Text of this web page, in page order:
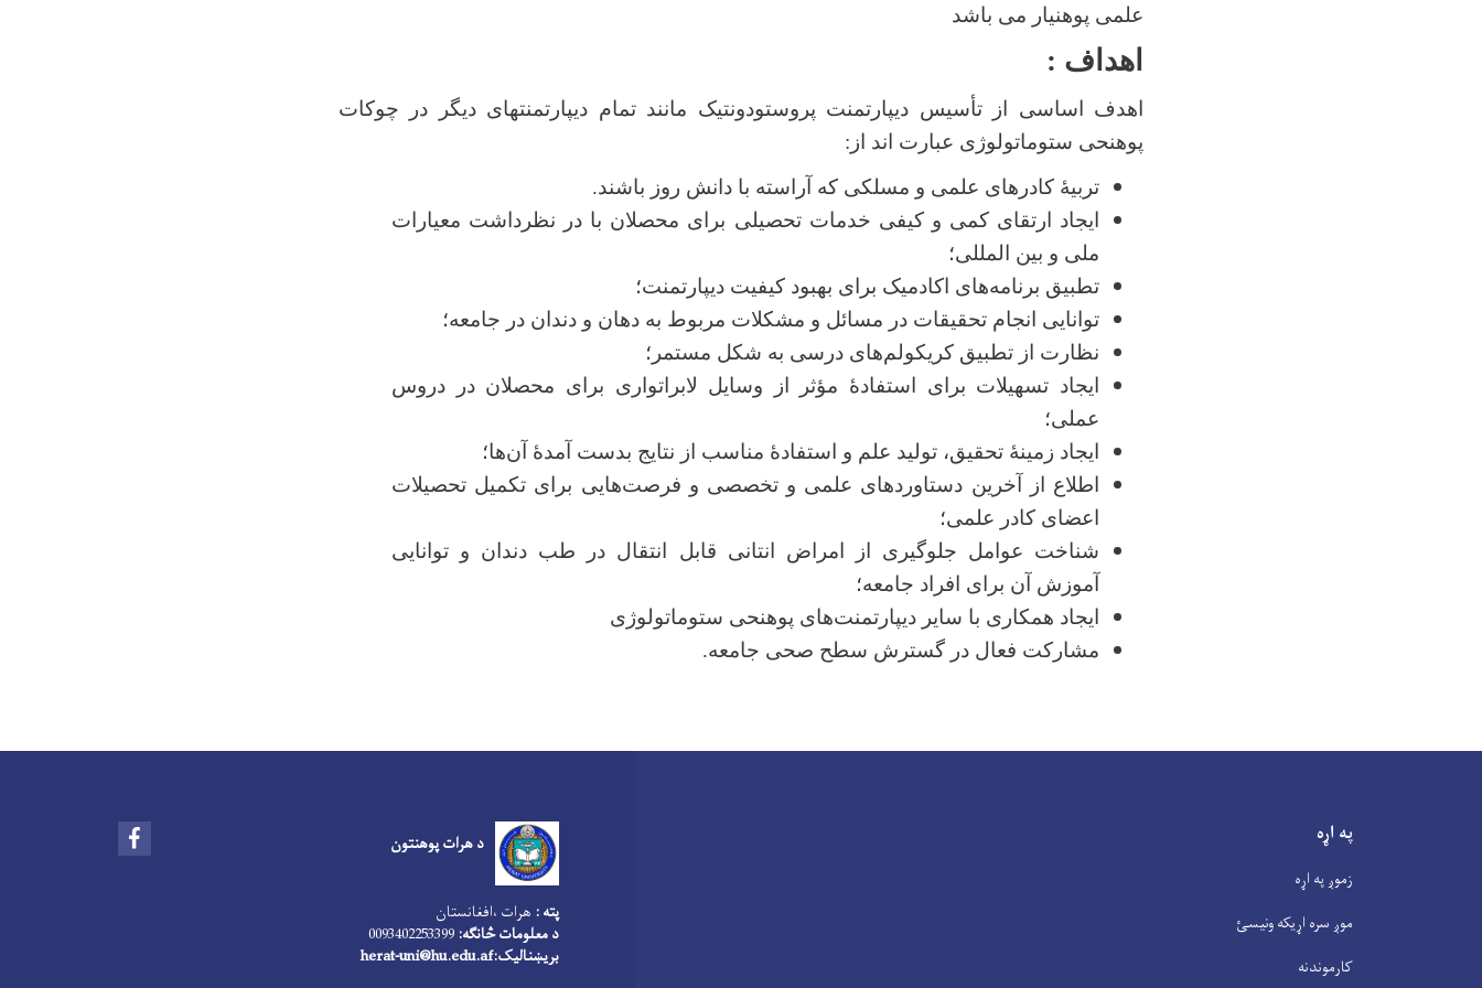
علمی پوهنیار می باشد
اهداف :
اهدف اساسی از تأسیس دیپارتمنت پروستودونتیک مانند تمام دیپارتمنت‏های دیگر در چوکات
پوهنحی ستوماتولوژی عبارت­ اند از:
تربیۀ کادرهای علمی و مسلکی که آراسته با دانش روز باشند.
ایجاد ارتقای کمی و کیفی خدمات تحصیلی برای محصلان با در نظرداشت معیارات
ملی و بین المللی؛
تطبیق برنامه‌های اکادمیک برای بهبود کیفیت دیپارتمنت؛
توانایی انجام تحقیقات در مسائل و مشکلات مربوط به دهان و دندان در جامعه؛
نظارت از تطبیق کریکولم‌های درسی به شکل مستمر؛
ایجاد تسهیلات برای استفادۀ مؤثر از وسایل لابراتواری برای محصلان در دروس
عملی؛
ایجاد زمینۀ تحقیق، تولید علم و استفادۀ مناسب از نتایج بدست آمدۀ آن‌ها؛
اطلاع از آخرین دستاوردهای علمی و تخصصی و فرصت‌هایی برای تکمیل تحصیلات
اعضای کادر علمی؛
شناخت عوامل جلوگیری از امراض انتانی قابل انتقال در طب دندان و توانایی
آموزش آن برای افراد جامعه؛
ایجاد همکاری با سایر دیپارتمنت‌های پوهنحی ستوماتولوژی
مشارکت فعال در گسترش سطح صحی جامعه.
په اړه
زموږ په اړه
موږ سره اړیکه ونیسئ
کارموندنه
د هرات پوهنتون
پته : هرات ،افغانستان
د معلومات څانګه:
بریښنالیک:herat-uni@hu.edu.af